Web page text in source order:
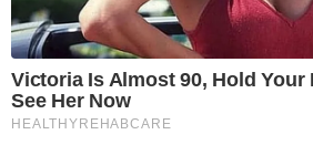
Victoria Is Almost 90, Hold Your
See Her Now
HEALTHYREHABCARE